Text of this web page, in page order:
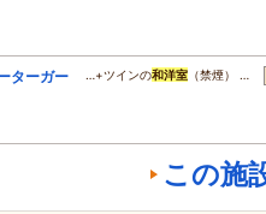
ターガー
…+ツインの和洋室 （禁煙） …
この施